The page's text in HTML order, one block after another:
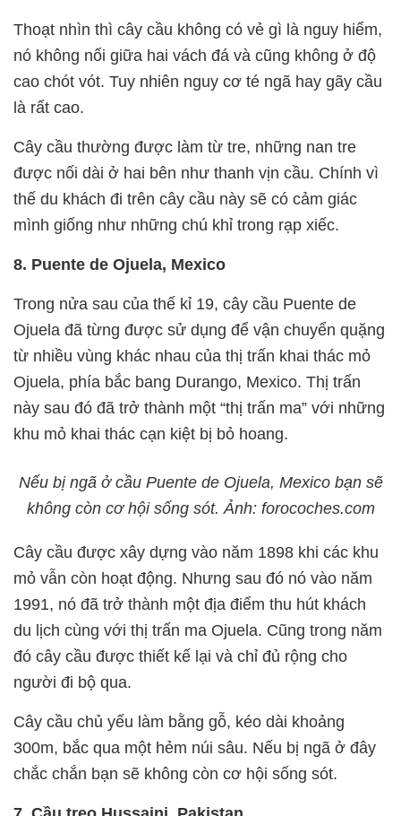
Thoạt nhìn thì cây cầu không có vẻ gì là nguy hiểm,
nó không nối giữa hai vách đá và cũng không ở độ
cao chót vót. Tuy nhiên nguy cơ té ngã hay gãy cầu
là rất cao.
Cây cầu thường được làm từ tre, những nan tre
được nối dài ở hai bên như thanh vịn cầu. Chính vì
thế du khách đi trên cây cầu này sẽ có cảm giác
mình giống như những chú khỉ trong rạp xiếc.
8. Puente de Ojuela, Mexico
Trong nửa sau của thế kỉ 19, cây cầu Puente de
Ojuela đã từng được sử dụng để vận chuyển quặng
từ nhiều vùng khác nhau của thị trấn khai thác mỏ
Ojuela, phía bắc bang Durango, Mexico. Thị trấn
này sau đó đã trở thành một “thị trấn ma” với những
khu mỏ khai thác cạn kiệt bị bỏ hoang.
Nếu bị ngã ở cầu Puente de Ojuela, Mexico bạn sẽ
không còn cơ hội sống sót. Ảnh: forocoches.com
Cây cầu được xây dựng vào năm 1898 khi các khu
mỏ vẫn còn hoạt động. Nhưng sau đó nó vào năm
1991, nó đã trở thành một địa điểm thu hút khách
du lịch cùng với thị trấn ma Ojuela. Cũng trong năm
đó cây cầu được thiết kế lại và chỉ đủ rộng cho
người đi bộ qua.
Cây cầu chủ yếu làm bằng gỗ, kéo dài khoảng
300m, bắc qua một hẻm núi sâu. Nếu bị ngã ở đây
chắc chắn bạn sẽ không còn cơ hội sống sót.